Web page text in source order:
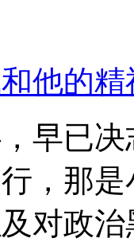
他的
早已
，那
对政